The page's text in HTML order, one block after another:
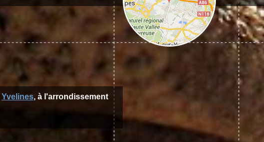
Yvelines, à l'arrondissement